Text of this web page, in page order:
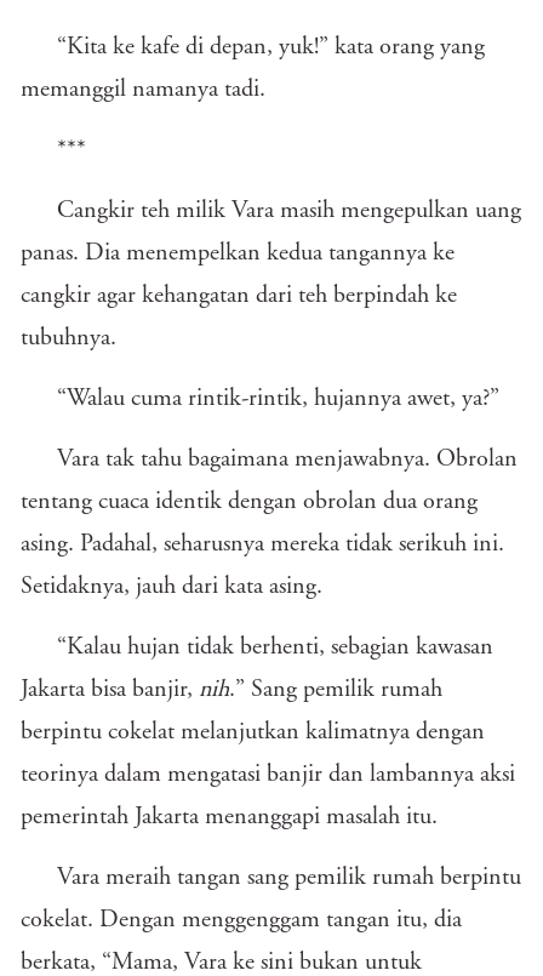
“Kita ke kafe di depan, yuk!” kata orang yang
memanggil namanya tadi.
***
Cangkir teh milik Vara masih mengepulkan uang
panas. Dia menempelkan kedua tangannya ke
cangkir agar kehangatan dari teh berpindah ke
tubuhnya.
“Walau cuma rintik-rintik, hujannya awet, ya?”
Vara tak tahu bagaimana menjawabnya. Obrolan
tentang cuaca identik dengan obrolan dua orang
asing. Padahal, seharusnya mereka tidak serikuh ini.
Setidaknya, jauh dari kata asing.
“Kalau hujan tidak berhenti, sebagian kawasan
Jakarta bisa banjir, nih.” Sang pemilik rumah
berpintu cokelat melanjutkan kalimatnya dengan
teorinya dalam mengatasi banjir dan lambannya aksi
pemerintah Jakarta menanggapi masalah itu.
Vara meraih tangan sang pemilik rumah berpintu
cokelat. Dengan menggenggam tangan itu, dia
berkata, “Mama, Vara ke sini bukan untuk